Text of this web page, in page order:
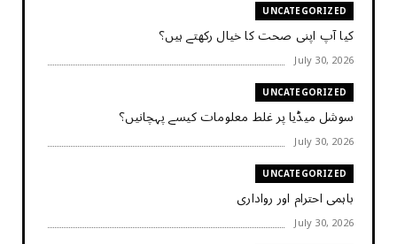
UNCATEGORIZED
کیا آپ اپنی صحت کا خیال رکھتے ہیں؟
July 30, 2026
UNCATEGORIZED
سوشل میڈیا پر غلط معلومات کیسے پہچانیں؟
July 30, 2026
UNCATEGORIZED
باہمی احترام اور رواداری
July 30, 2026